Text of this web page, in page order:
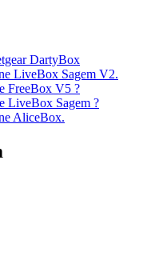
DartyBox
LiveBox Sagem V2.
FreeBox V5 ?
LiveBox Sagem ?
AliceBox.